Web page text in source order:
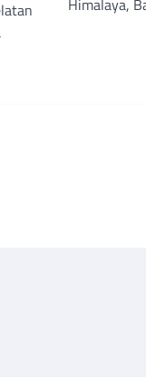
Himalaya,